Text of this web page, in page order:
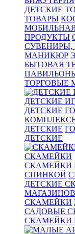
ДЕТСКИЕ
ТОВАРЫ
ПРОДУКТЫ
СУВЕНИРЫ,
МАНИКЮР
БЫТОВАЯ
ТОРГОВЫЕ
ДЕТСКИЕ
ДЕТСКИЕ
ДЕТСКИЕ
ДЕТСКИЕ
СКАМЕЙКИ
СКАМЕЙКИ
СПИНКОЙ
ДЕТСКИЕ
МАГАЗИНОВ
СКАМЕЙКИ
САДОВЫЕ
СКАМЕЙКИ